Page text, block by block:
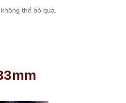
thể bỏ qua.